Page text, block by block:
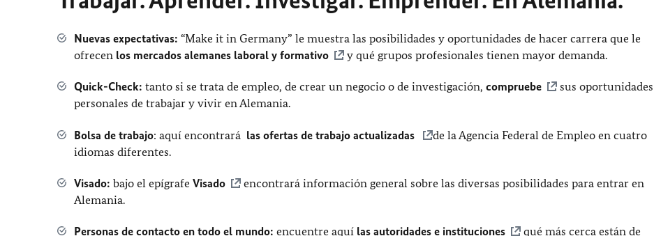
Nuevas expectativas: “Make it in Germany” le muestra las posibilidades y oportunidades de hacer carrera que le
ofrecen los mercados alemanes laboral y formativo y qué grupos profesionales tienen mayor demanda.
Quick-Check:tanto si se trata de empleo, de crear un negocio o de investigación,compruebe
sus oportunidades
personales de trabajar y vivir en Alemania.
Bolsa de trabajo: aquí encontrará las ofertas de trabajo actualizadas
de la Agencia Federal de Empleo en cuatro
idiomas diferentes.
Visado: bajo el epígrafeVisado
encontrará información general sobre las diversas posibilidades para entrar en
Alemania.
Personas de contacto en todo el mundo: encuentre aquí las autoridades e instituciones
qué más cerca están de